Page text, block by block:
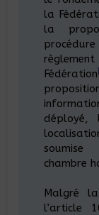
la
la
Fédération
chambre
Malgré
l’article